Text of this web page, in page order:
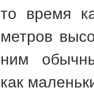
то время
метров
ним
как